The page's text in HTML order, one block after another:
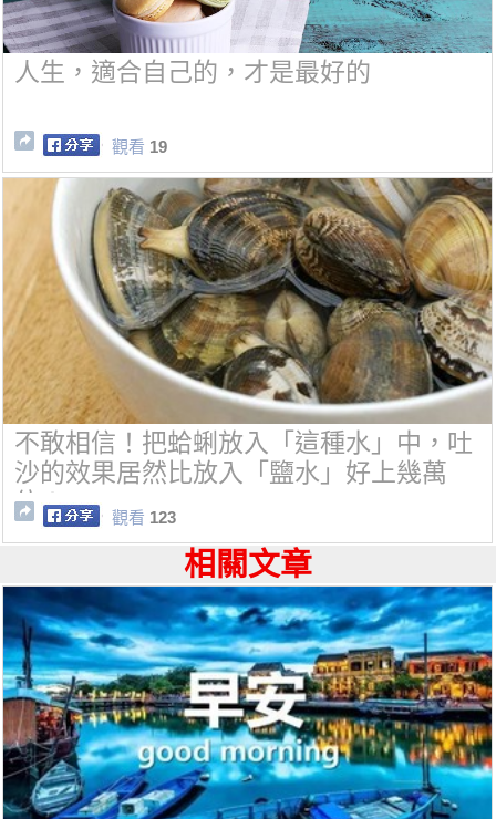
人生，適合自己的，才是最好的
觀看 19
不敢相信！把蛤蜊放入「這種水」中，吐
沙的效果居然比放入「鹽水」好上幾萬
倍！
觀看 123
相關文章